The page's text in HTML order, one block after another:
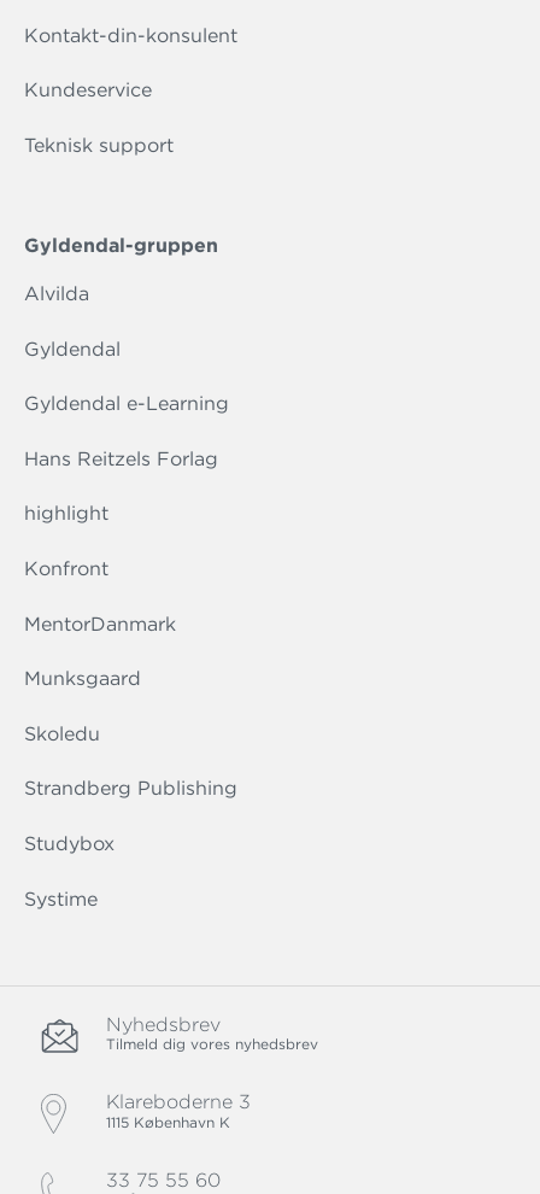
Kontakt-din-konsulent
Kundeservice
Teknisk support
Gyldendal-gruppen
Alvilda
Gyldendal
Gyldendal e-Learning
Hans Reitzels Forlag
highlight
Konfront
MentorDanmark
Munksgaard
Skoledu
Strandberg Publishing
Studybox
Systime
Nyhedsbrev
Tilmeld dig vores nyhedsbrev
Klareboderne 3
1115 København K
33 75 55 60